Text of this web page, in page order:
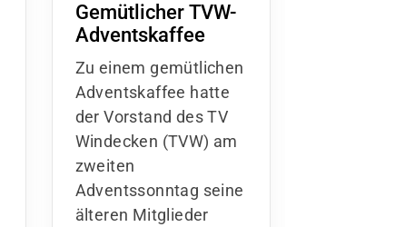
Gemütlicher TVW-
Adventskaffee
Zu einem gemütlichen
Adventskaffee hatte
der Vorstand des TV
Windecken (TVW) am
zweiten
Adventssonntag seine
älteren Mitglieder